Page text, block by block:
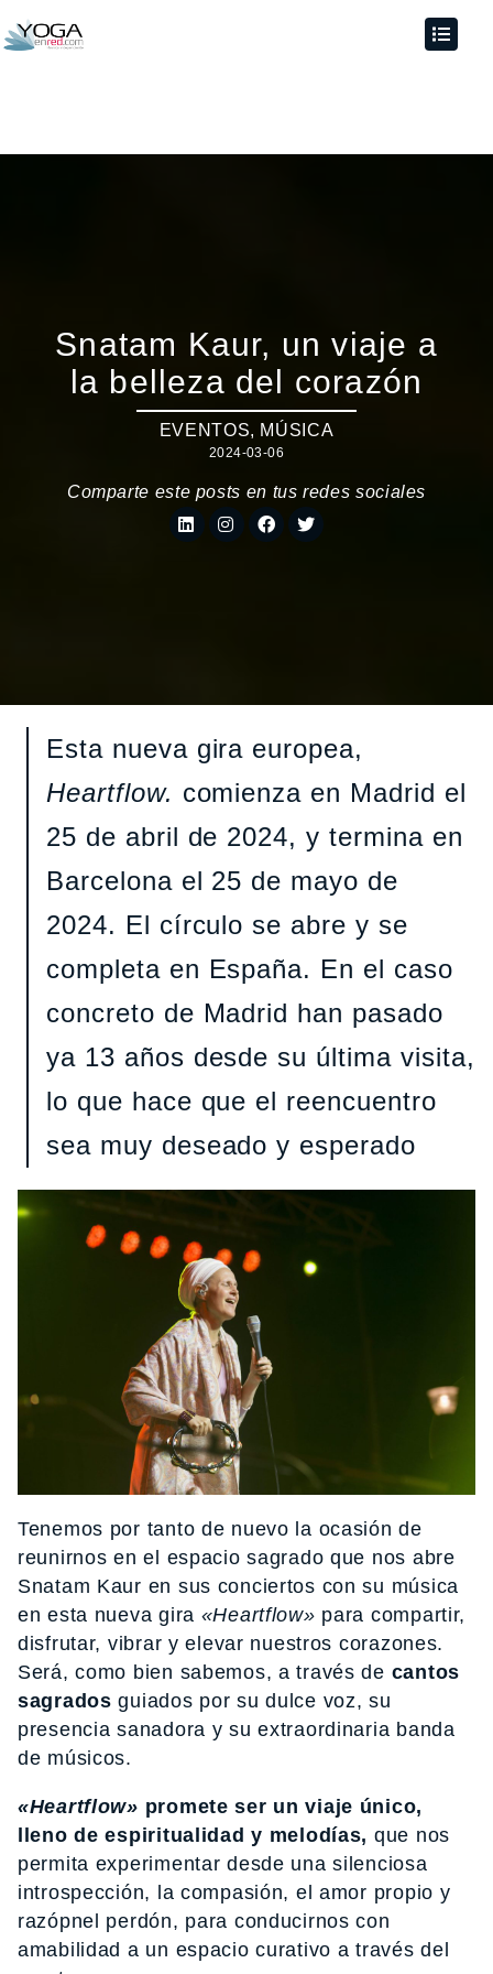
Snatam Kaur, un viaje a
la belleza del corazón
EVENTOS, MÚSICA
2024-03-06
Comparte este posts en tus redes sociales
Esta nueva gira europea,
Heartflow. comienza en Madrid el
25 de abril de 2024, y termina en
Barcelona el 25 de mayo de
2024. El círculo se abre y se
completa en España. En el caso
concreto de Madrid han pasado
ya 13 años desde su última visita,
lo que hace que el reencuentro
sea muy deseado y esperado
Tenemos por tanto de nuevo la ocasión de
reunirnos en el espacio sagrado que nos abre
Snatam Kaur en sus conciertos con su música
en esta nueva gira «Heartflow» para compartir,
disfrutar, vibrar y elevar nuestros corazones.
Será, como bien sabemos, a través de cantos
sagradosguiados por su dulce voz, su
presencia sanadora y su extraordinaria banda
de músicos.
«Heartflow» promete ser un viaje único,
lleno de espiritualidad y melodías, que nos
permita experimentar desde una silenciosa
introspección, la compasión, el amor propio y
razópnel perdón, para conducirnos con
amabilidad a un espacio curativo a través del